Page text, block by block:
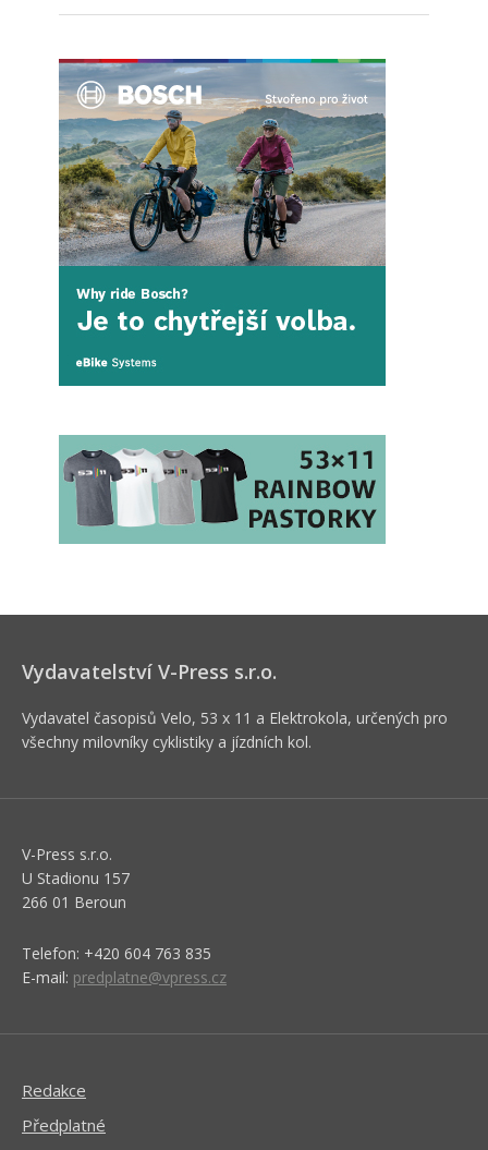
Vydavatelství V-Press s.r.o.
Vydavatel časopisů Velo, 53 x 11 a Elektrokola, určených pro
všechny milovníky cyklistiky a jízdních kol.
V-Press s.r.o.
U Stadionu 157
266 01 Beroun
Telefon: +420 604 763 835
E-mail: predplatne@vpress.cz
Redakce
Předplatné